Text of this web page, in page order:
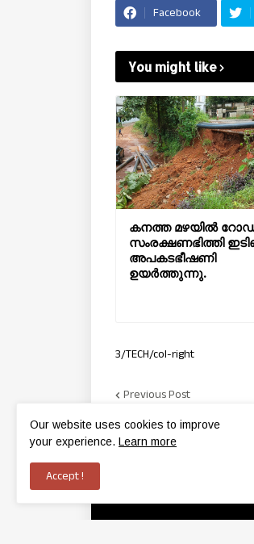
Facebook
You might like
കനത്ത മഴയിൽ
സംരക്ഷണഭിത്തി
അപകടഭീഷണി
ഉയർത്തുന്നു.
3/TECH/col-right
Previous Post
Our website uses cookies to improve
your experience. Learn more
Accept !